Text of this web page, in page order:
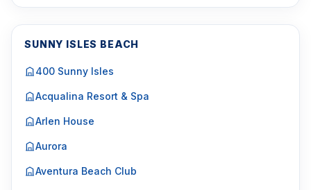
SUNNY ISLES BEACH
400 Sunny Isles
Acqualina Resort & Spa
Arlen House
Aurora
Aventura Beach Club